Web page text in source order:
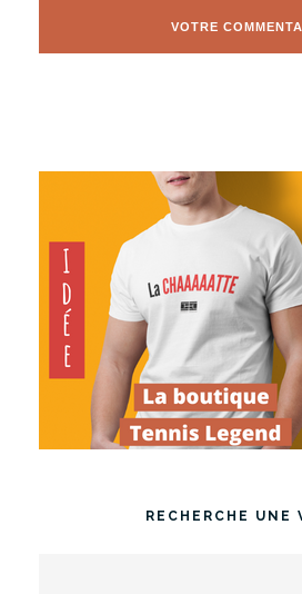
RECHERCHE UNE